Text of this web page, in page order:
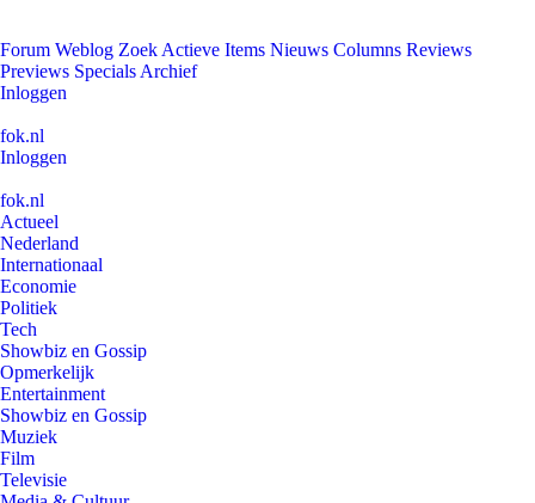
Forum Weblog Zoek Actieve Items Nieuws Columns Reviews
Previews Specials Archief
Inloggen
fok.nl
Inloggen
fok.nl
Actueel
Nederland
Internationaal
Economie
Politiek
Tech
Showbiz en Gossip
Opmerkelijk
Entertainment
Showbiz en Gossip
Muziek
Film
Televisie